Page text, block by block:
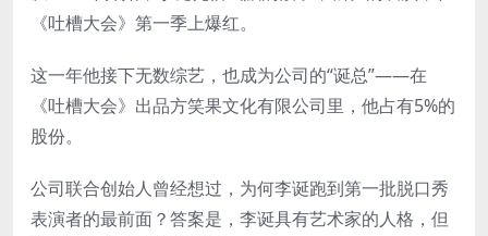
《吐槽大会》第一季上爆红。
这一年他接下无数综艺，也成为公司的“诞总”——在
《吐槽大会》出品方笑果文化有限公司里，他占有5%的
股份。
公司联合创始人曾经想过，为何李诞跑到第一批脱口秀
表演者的最前面？答案是，李诞具有艺术家的人格，但